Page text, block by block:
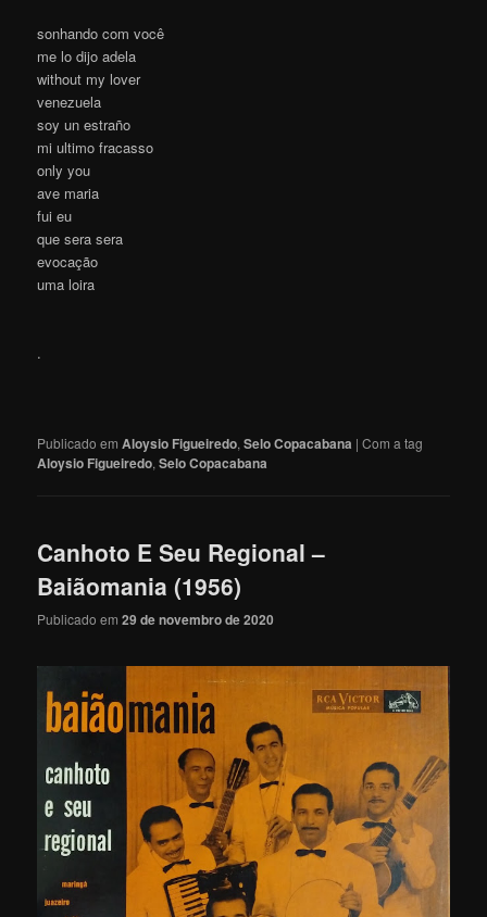
sonhando com você
me lo dijo adela
without my lover
venezuela
soy un estraño
mi ultimo fracasso
only you
ave maria
fui eu
que sera sera
evocação
uma loira
.
Publicado em Aloysio Figueiredo,Selo Copacabana |Com a tag
Aloysio Figueiredo,Selo Copacabana
Canhoto E Seu Regional –
Baiãomania (1956)
Publicado em29 de novembro de 2020